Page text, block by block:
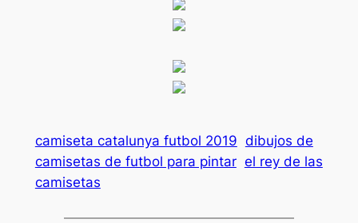
camiseta catalunya futbol 2019 dibujos de
camisetas de futbol para pintar el rey de las
camisetas